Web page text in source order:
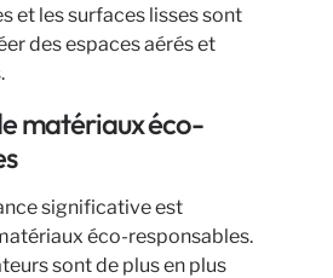
et les surfaces lisses sont
des espaces aérés et
matériaux éco-
significative est
éco-responsables.
sont de plus en plus